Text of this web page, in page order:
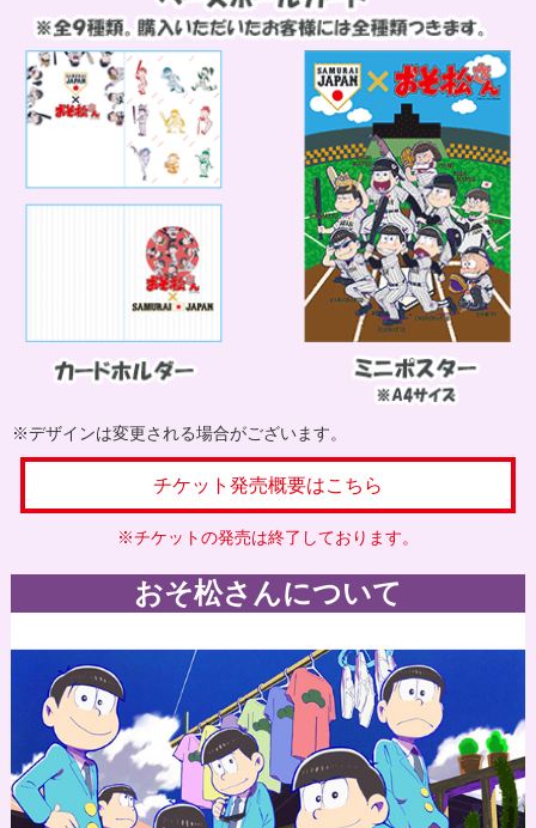
※デザインは変更される場合がございます。
チケット発売概要はこちら
※チケットの発売は終了しております。
おそ松さんについて